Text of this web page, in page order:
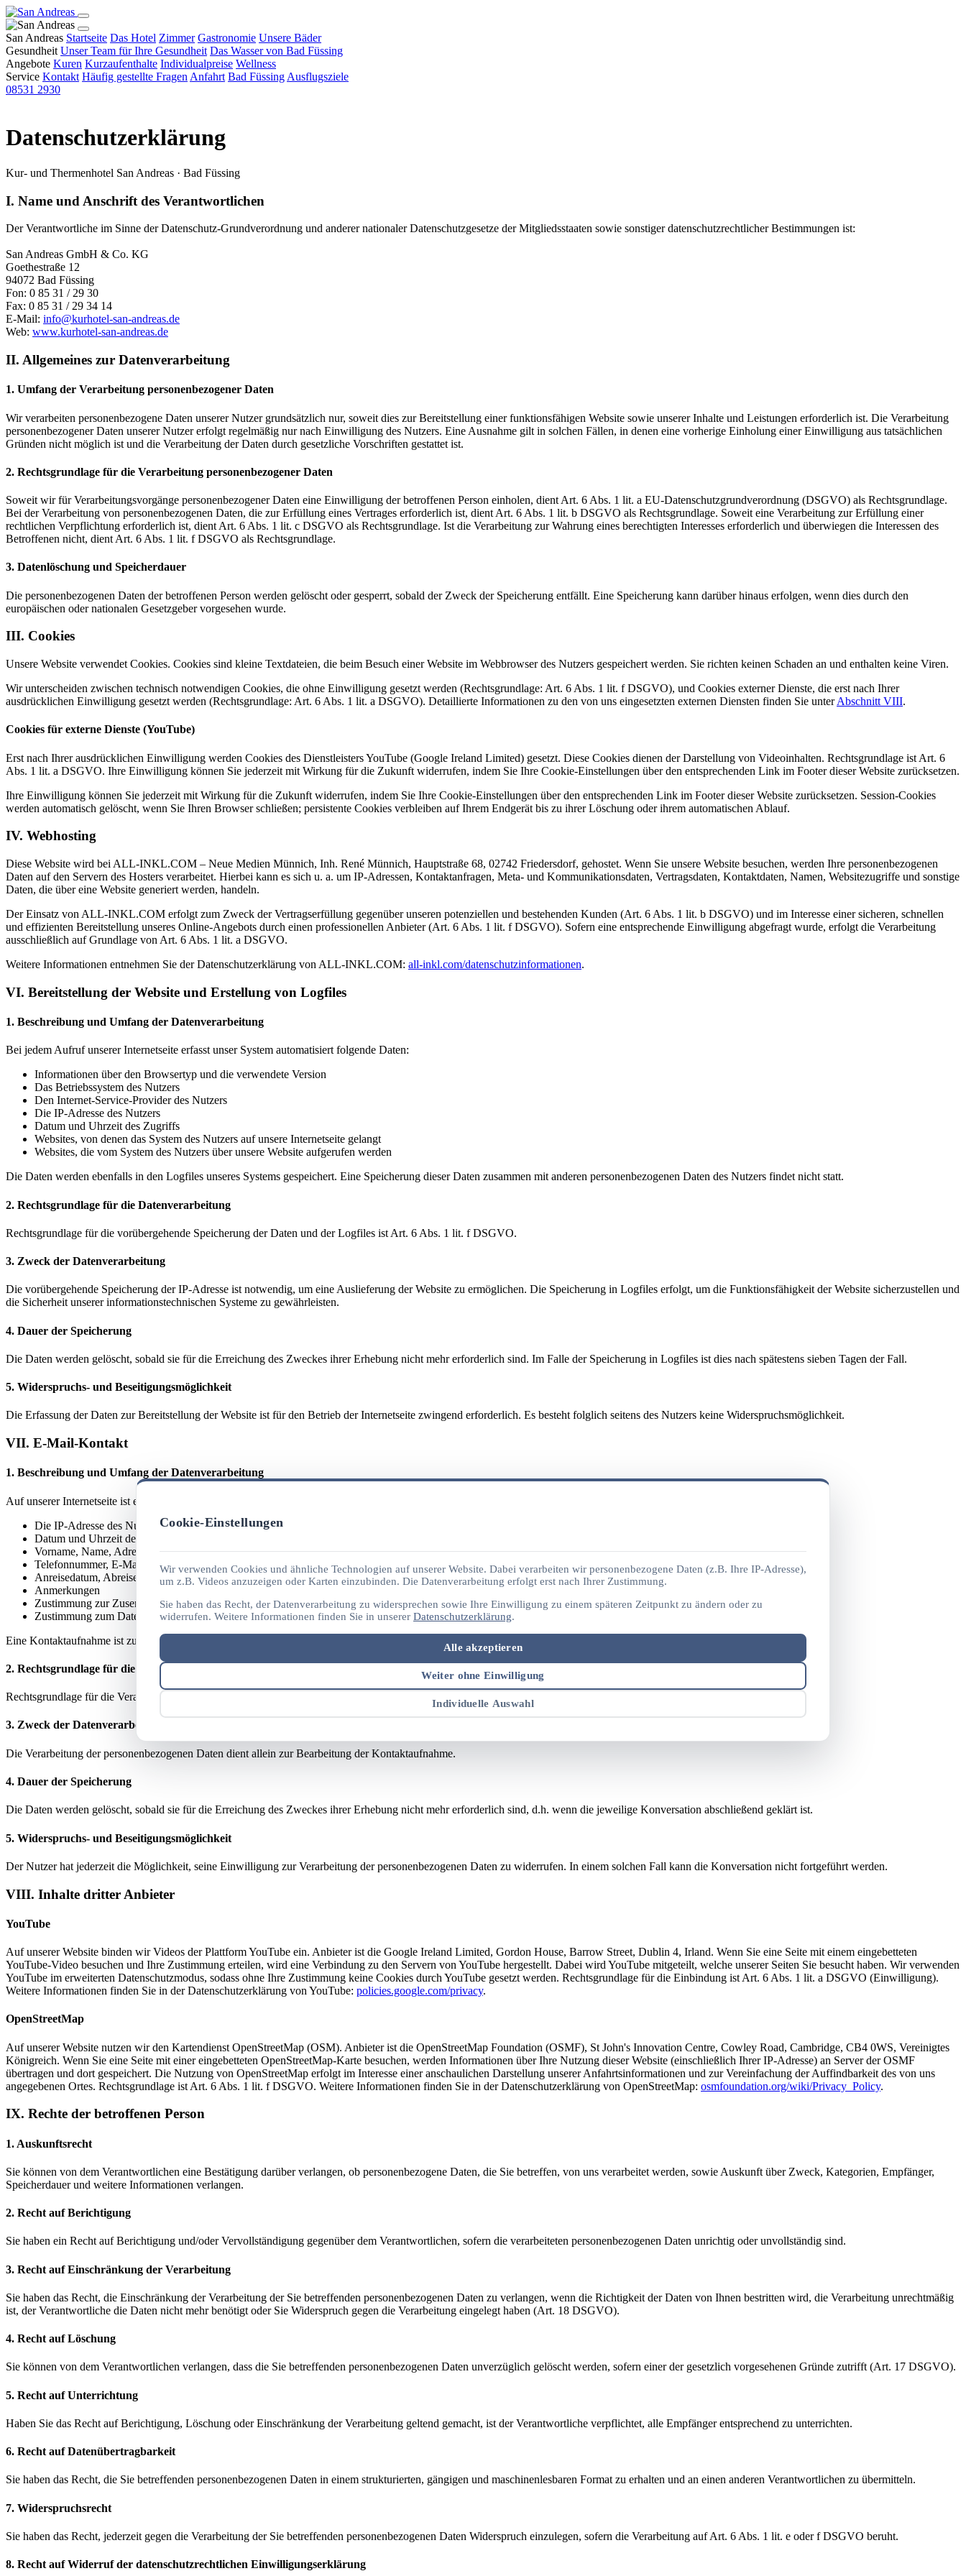
San Andreas Startseite Das Hotel Zimmer Gastronomie Unsere Bäder
Gesundheit Unser Team für Ihre Gesundheit Das Wasser von Bad Füssing
Angebote Kuren Kurzaufenthalte Individualpreise Wellness
Service Kontakt Häufig gestellte Fragen Anfahrt Bad Füssing Ausflugsziele
08531 2930
Datenschutzerklärung
Kur- und Thermenhotel San Andreas · Bad Füssing
I. Name und Anschrift des Verantwortlichen
Der Verantwortliche im Sinne der Datenschutz-Grundverordnung und anderer nationaler Datenschutzgesetze der Mitgliedsstaaten sowie sonstiger datenschutzrechtlicher Bestimmungen ist:
San Andreas GmbH & Co. KG
Goethestraße 12
94072 Bad Füssing
Fon: 0 85 31 / 29 30
Fax: 0 85 31 / 29 34 14
E-Mail: info@kurhotel-san-andreas.de
Web: www.kurhotel-san-andreas.de
II. Allgemeines zur Datenverarbeitung
1. Umfang der Verarbeitung personenbezogener Daten
Wir verarbeiten personenbezogene Daten unserer Nutzer grundsätzlich nur, soweit dies zur Bereitstellung einer funktionsfähigen Website sowie unserer Inhalte und Leistungen erforderlich ist. Die Verarbeitung
personenbezogener Daten unserer Nutzer erfolgt regelmäßig nur nach Einwilligung des Nutzers. Eine Ausnahme gilt in solchen Fällen, in denen eine vorherige Einholung einer Einwilligung aus tatsächlichen
Gründen nicht möglich ist und die Verarbeitung der Daten durch gesetzliche Vorschriften gestattet ist.
2. Rechtsgrundlage für die Verarbeitung personenbezogener Daten
Soweit wir für Verarbeitungsvorgänge personenbezogener Daten eine Einwilligung der betroffenen Person einholen, dient Art. 6 Abs. 1 lit. a EU-Datenschutzgrundverordnung (DSGVO) als Rechtsgrundlage.
Bei der Verarbeitung von personenbezogenen Daten, die zur Erfüllung eines Vertrages erforderlich ist, dient Art. 6 Abs. 1 lit. b DSGVO als Rechtsgrundlage. Soweit eine Verarbeitung zur Erfüllung einer
rechtlichen Verpflichtung erforderlich ist, dient Art. 6 Abs. 1 lit. c DSGVO als Rechtsgrundlage. Ist die Verarbeitung zur Wahrung eines berechtigten Interesses erforderlich und überwiegen die Interessen des
Betroffenen nicht, dient Art. 6 Abs. 1 lit. f DSGVO als Rechtsgrundlage.
3. Datenlöschung und Speicherdauer
Die personenbezogenen Daten der betroffenen Person werden gelöscht oder gesperrt, sobald der Zweck der Speicherung entfällt. Eine Speicherung kann darüber hinaus erfolgen, wenn dies durch den
europäischen oder nationalen Gesetzgeber vorgesehen wurde.
III. Cookies
Unsere Website verwendet Cookies. Cookies sind kleine Textdateien, die beim Besuch einer Website im Webbrowser des Nutzers gespeichert werden. Sie richten keinen Schaden an und enthalten keine Viren.
Wir unterscheiden zwischen technisch notwendigen Cookies, die ohne Einwilligung gesetzt werden (Rechtsgrundlage: Art. 6 Abs. 1 lit. f DSGVO), und Cookies externer Dienste, die erst nach Ihrer
ausdrücklichen Einwilligung gesetzt werden (Rechtsgrundlage: Art. 6 Abs. 1 lit. a DSGVO). Detaillierte Informationen zu den von uns eingesetzten externen Diensten finden Sie unterAbschnitt VIII.
Cookies für externe Dienste (YouTube)
Erst nach Ihrer ausdrücklichen Einwilligung werden Cookies des Dienstleisters YouTube (Google Ireland Limited) gesetzt. Diese Cookies dienen der Darstellung von Videoinhalten. Rechtsgrundlage ist Art. 6
Abs. 1 lit. a DSGVO. Ihre Einwilligung können Sie jederzeit mit Wirkung für die Zukunft widerrufen, indem Sie Ihre Cookie-Einstellungen über den entsprechenden Link im Footer dieser Website zurücksetzen.
Ihre Einwilligung können Sie jederzeit mit Wirkung für die Zukunft widerrufen, indem Sie Ihre Cookie-Einstellungen über den entsprechenden Link im Footer dieser Website zurücksetzen. Session-Cookies
werden automatisch gelöscht, wenn Sie Ihren Browser schließen; persistente Cookies verbleiben auf Ihrem Endgerät bis zu ihrer Löschung oder ihrem automatischen Ablauf.
IV. Webhosting
Diese Website wird bei ALL-INKL.COM – Neue Medien Münnich, Inh. René Münnich, Hauptstraße 68, 02742 Friedersdorf, gehostet. Wenn Sie unsere Website besuchen, werden Ihre personenbezogenen
Daten auf den Servern des Hosters verarbeitet. Hierbei kann es sich u. a. um IP-Adressen, Kontaktanfragen, Meta- und Kommunikationsdaten, Vertragsdaten, Kontaktdaten, Namen, Websitezugriffe und sonstige
Daten, die über eine Website generiert werden, handeln.
Der Einsatz von ALL-INKL.COM erfolgt zum Zweck der Vertragserfüllung gegenüber unseren potenziellen und bestehenden Kunden (Art. 6 Abs. 1 lit. b DSGVO) und im Interesse einer sicheren, schnellen
und effizienten Bereitstellung unseres Online-Angebots durch einen professionellen Anbieter (Art. 6 Abs. 1 lit. f DSGVO). Sofern eine entsprechende Einwilligung abgefragt wurde, erfolgt die Verarbeitung
ausschließlich auf Grundlage von Art. 6 Abs. 1 lit. a DSGVO.
Weitere Informationen entnehmen Sie der Datenschutzerklärung von ALL-INKL.COM: all-inkl.com/datenschutzinformationen.
VI. Bereitstellung der Website und Erstellung von Logfiles
1. Beschreibung und Umfang der Datenverarbeitung
Bei jedem Aufruf unserer Internetseite erfasst unser System automatisiert folgende Daten:
Informationen über den Browsertyp und die verwendete Version
Das Betriebssystem des Nutzers
Den Internet-Service-Provider des Nutzers
Die IP-Adresse des Nutzers
Datum und Uhrzeit des Zugriffs
Websites, von denen das System des Nutzers auf unsere Internetseite gelangt
Websites, die vom System des Nutzers über unsere Website aufgerufen werden
Die Daten werden ebenfalls in den Logfiles unseres Systems gespeichert. Eine Speicherung dieser Daten zusammen mit anderen personenbezogenen Daten des Nutzers findet nicht statt.
2. Rechtsgrundlage für die Datenverarbeitung
Rechtsgrundlage für die vorübergehende Speicherung der Daten und der Logfiles ist Art. 6 Abs. 1 lit. f DSGVO.
3. Zweck der Datenverarbeitung
Die vorübergehende Speicherung der IP-Adresse ist notwendig, um eine Auslieferung der Website zu ermöglichen. Die Speicherung in Logfiles erfolgt, um die Funktionsfähigkeit der Website sicherzustellen und
die Sicherheit unserer informationstechnischen Systeme zu gewährleisten.
4. Dauer der Speicherung
Die Daten werden gelöscht, sobald sie für die Erreichung des Zweckes ihrer Erhebung nicht mehr erforderlich sind. Im Falle der Speicherung in Logfiles ist dies nach spätestens sieben Tagen der Fall.
5. Widerspruchs- und Beseitigungsmöglichkeit
Die Erfassung der Daten zur Bereitstellung der Website ist für den Betrieb der Internetseite zwingend erforderlich. Es besteht folglich seitens des Nutzers keine Widerspruchsmöglichkeit.
VII. E-Mail-Kontakt
1. Beschreibung und Umfang der Datenverarbeitung
Auf unserer Internetseite ist ein Kontaktformular „Buchungsanfrage" vorhanden. Nimmt ein Nutzer diese Möglichkeit wahr, so werden folgende Daten übermittelt und gespeichert:
Die IP-Adresse des Nutzers
Datum und Uhrzeit der Anfrage
Vorname, Name, Adresse, PLZ, Ort, Land
Telefonnummer, E-Mail-Adresse
Anreisedatum, Abreisedatum, Zimmerart
Anmerkungen
Zustimmung zur Zusendung von Info-Material
Zustimmung zum Datenschutz
Eine Kontaktaufnahme ist zudem über die bereitgestellte E-Mail-Adresse möglich. Die übermittelten Daten werden ausschließlich für die Verarbeitung der Konversation verwendet.
2. Rechtsgrundlage für die Datenverarbeitung
Rechtsgrundlage für die Verarbeitung der Daten ist bei Vorliegen einer Einwilligung Art. 6 Abs. 1 lit. a DSGVO. Für Daten aus E-Mail-Kontakt gilt Art. 6 Abs. 1 lit. f DSGVO.
3. Zweck der Datenverarbeitung
Die Verarbeitung der personenbezogenen Daten dient allein zur Bearbeitung der Kontaktaufnahme.
4. Dauer der Speicherung
Die Daten werden gelöscht, sobald sie für die Erreichung des Zweckes ihrer Erhebung nicht mehr erforderlich sind, d.h. wenn die jeweilige Konversation abschließend geklärt ist.
5. Widerspruchs- und Beseitigungsmöglichkeit
Der Nutzer hat jederzeit die Möglichkeit, seine Einwilligung zur Verarbeitung der personenbezogenen Daten zu widerrufen. In einem solchen Fall kann die Konversation nicht fortgeführt werden.
VIII. Inhalte dritter Anbieter
YouTube
Auf unserer Website binden wir Videos der Plattform YouTube ein. Anbieter ist die Google Ireland Limited, Gordon House, Barrow Street, Dublin 4, Irland. Wenn Sie eine Seite mit einem eingebetteten
YouTube-Video besuchen und Ihre Zustimmung erteilen, wird eine Verbindung zu den Servern von YouTube hergestellt. Dabei wird YouTube mitgeteilt, welche unserer Seiten Sie besucht haben. Wir verwenden
YouTube im erweiterten Datenschutzmodus, sodass ohne Ihre Zustimmung keine Cookies durch YouTube gesetzt werden. Rechtsgrundlage für die Einbindung ist Art. 6 Abs. 1 lit. a DSGVO (Einwilligung).
Weitere Informationen finden Sie in der Datenschutzerklärung von YouTube: policies.google.com/privacy.
OpenStreetMap
Auf unserer Website nutzen wir den Kartendienst OpenStreetMap (OSM). Anbieter ist die OpenStreetMap Foundation (OSMF), St John's Innovation Centre, Cowley Road, Cambridge, CB4 0WS, Vereinigtes
Königreich. Wenn Sie eine Seite mit einer eingebetteten OpenStreetMap-Karte besuchen, werden Informationen über Ihre Nutzung dieser Website (einschließlich Ihrer IP-Adresse) an Server der OSMF
übertragen und dort gespeichert. Die Nutzung von OpenStreetMap erfolgt im Interesse einer anschaulichen Darstellung unserer Anfahrtsinformationen und zur Vereinfachung der Auffindbarkeit des von uns
angegebenen Ortes. Rechtsgrundlage ist Art. 6 Abs. 1 lit. f DSGVO. Weitere Informationen finden Sie in der Datenschutzerklärung von OpenStreetMap: osmfoundation.org/wiki/Privacy_Policy.
IX. Rechte der betroffenen Person
1. Auskunftsrecht
Sie können von dem Verantwortlichen eine Bestätigung darüber verlangen, ob personenbezogene Daten, die Sie betreffen, von uns verarbeitet werden, sowie Auskunft über Zweck, Kategorien, Empfänger,
Speicherdauer und weitere Informationen verlangen.
2. Recht auf Berichtigung
Sie haben ein Recht auf Berichtigung und/oder Vervollständigung gegenüber dem Verantwortlichen, sofern die verarbeiteten personenbezogenen Daten unrichtig oder unvollständig sind.
3. Recht auf Einschränkung der Verarbeitung
Sie haben das Recht, die Einschränkung der Verarbeitung der Sie betreffenden personenbezogenen Daten zu verlangen, wenn die Richtigkeit der Daten von Ihnen bestritten wird, die Verarbeitung unrechtmäßig
ist, der Verantwortliche die Daten nicht mehr benötigt oder Sie Widerspruch gegen die Verarbeitung eingelegt haben (Art. 18 DSGVO).
4. Recht auf Löschung
Sie können von dem Verantwortlichen verlangen, dass die Sie betreffenden personenbezogenen Daten unverzüglich gelöscht werden, sofern einer der gesetzlich vorgesehenen Gründe zutrifft (Art. 17 DSGVO).
5. Recht auf Unterrichtung
Haben Sie das Recht auf Berichtigung, Löschung oder Einschränkung der Verarbeitung geltend gemacht, ist der Verantwortliche verpflichtet, alle Empfänger entsprechend zu unterrichten.
6. Recht auf Datenübertragbarkeit
Sie haben das Recht, die Sie betreffenden personenbezogenen Daten in einem strukturierten, gängigen und maschinenlesbaren Format zu erhalten und an einen anderen Verantwortlichen zu übermitteln.
7. Widerspruchsrecht
Sie haben das Recht, jederzeit gegen die Verarbeitung der Sie betreffenden personenbezogenen Daten Widerspruch einzulegen, sofern die Verarbeitung auf Art. 6 Abs. 1 lit. e oder f DSGVO beruht.
8. Recht auf Widerruf der datenschutzrechtlichen Einwilligungserklärung
Cookie-Einstellungen
Wir verwenden Cookies und ähnliche Technologien auf unserer Website. Dabei verarbeiten wir personenbezogene Daten (z.B. Ihre IP-Adresse),
um z.B. Videos anzuzeigen oder Karten einzubinden. Die Datenverarbeitung erfolgt erst nach Ihrer Zustimmung.
Sie haben das Recht, der Datenverarbeitung zu widersprechen sowie Ihre Einwilligung zu einem späteren Zeitpunkt zu ändern oder zu
widerrufen. Weitere Informationen finden Sie in unserer Datenschutzerklärung.
Alle akzeptieren
Weiter ohne Einwilligung
Individuelle Auswahl